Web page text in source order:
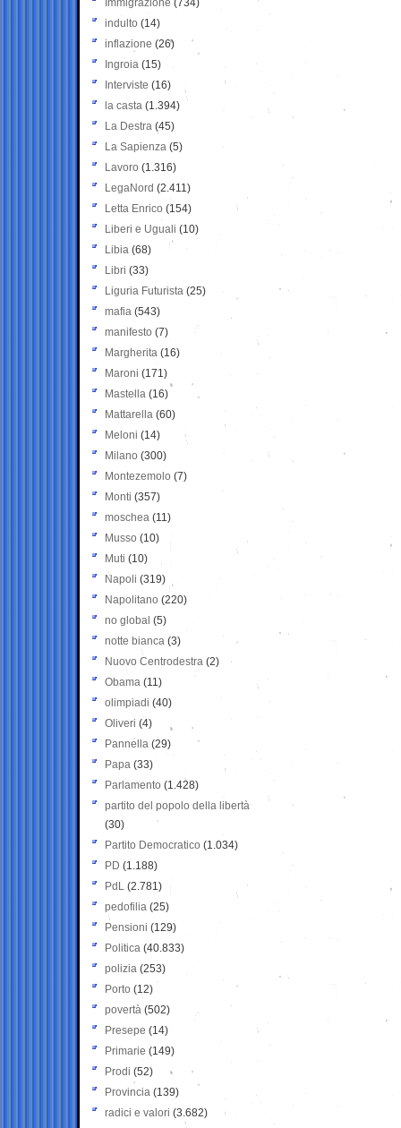
Immigrazione (734)
indulto (14)
inflazione (26)
Ingroia (15)
Interviste (16)
la casta (1.394)
La Destra (45)
La Sapienza (5)
Lavoro (1.316)
LegaNord (2.411)
Letta Enrico (154)
Liberi e Uguali (10)
Libia (68)
Libri (33)
Liguria Futurista (25)
mafia (543)
manifesto (7)
Margherita (16)
Maroni (171)
Mastella (16)
Mattarella (60)
Meloni (14)
Milano (300)
Montezemolo (7)
Monti (357)
moschea (11)
Musso (10)
Muti (10)
Napoli (319)
Napolitano (220)
no global (5)
notte bianca (3)
Nuovo Centrodestra (2)
Obama (11)
olimpiadi (40)
Oliveri (4)
Pannella (29)
Papa (33)
Parlamento (1.428)
partito del popolo della libertà
(30)
Partito Democratico (1.034)
PD (1.188)
PdL (2.781)
pedofilia (25)
Pensioni (129)
Politica (40.833)
polizia (253)
Porto (12)
povertà (502)
Presepe (14)
Primarie (149)
Prodi (52)
Provincia (139)
radici e valori (3.682)